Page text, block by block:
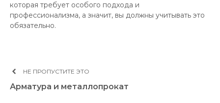
которая требует особого подхода и
профессионализма, а значит, вы должны учитывать это
обязательно.
НЕ ПРОПУСТИТЕ ЭТО
Арматура и металлопрокат